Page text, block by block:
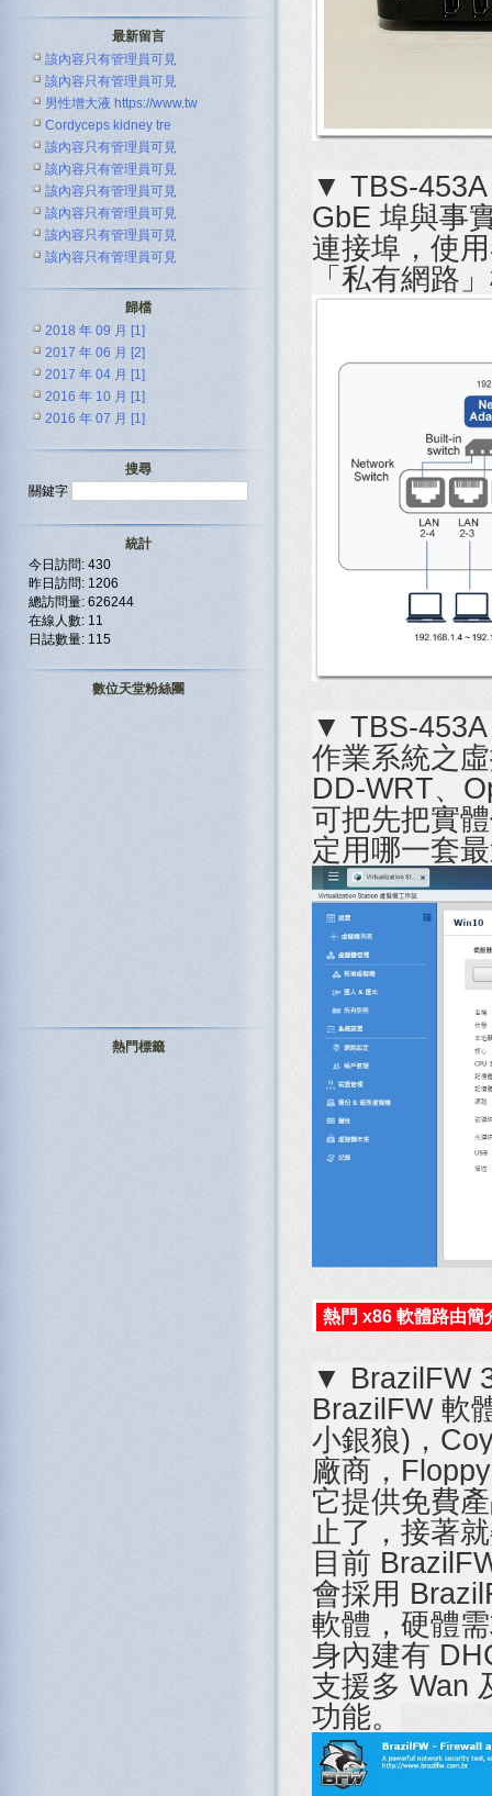
▼ TBS-453A
GbE 埠與事
連接埠，使
「私有網路
▼ TBS-453A
作業系統之
DD-WRT、
可把先把實
定用哪一套
熱門 x86 軟體路由簡
▼ BrazilFW
BrazilFW 軟
小銀狼)，
廠商，
它提供免費
止了，接著
目前
會採用
軟體，硬體
身內建有
支援多 Wan
功能。
最新留言
該內容只有管理員可見
該內容只有管理員可見
男性增大液 https://www.tw
Cordyceps kidney tre
該內容只有管理員可見
該內容只有管理員可見
該內容只有管理員可見
該內容只有管理員可見
該內容只有管理員可見
該內容只有管理員可見
歸檔
2018 年 09 月 [1]
2017 年 06 月 [2]
2017 年 04 月 [1]
2016 年 10 月 [1]
2016 年 07 月 [1]
搜尋
關鍵字
統計
今日訪問: 430
昨日訪問: 1206
總訪問量: 626244
在線人數: 11
日誌數量: 115
數位天堂粉絲團
熱門標籤